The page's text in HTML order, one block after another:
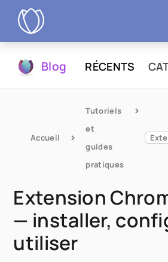
Essayer
Blog RÉCENTS
Accueil
Tutoriels
et
guides
pratiques
Extension
— installer,
utiliser